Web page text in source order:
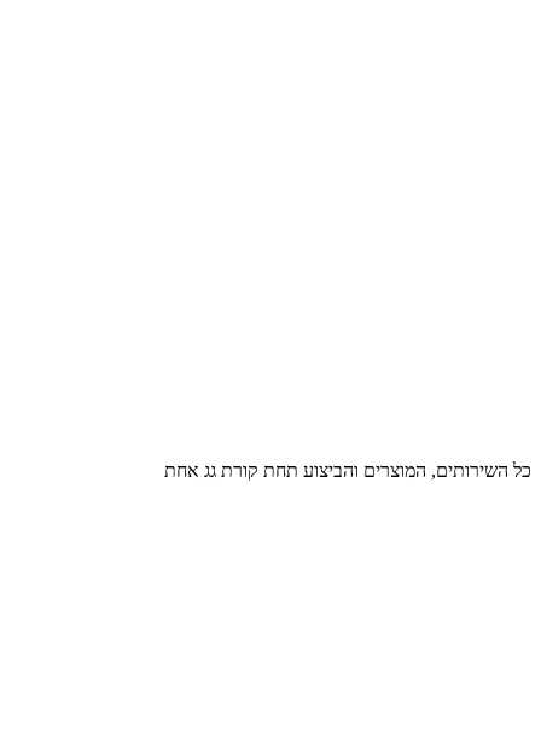
כל השירותים, המוצרים והביצוע תחת קורת גג אחת